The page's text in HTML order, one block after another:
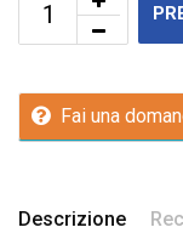
Fai una
Descrizione